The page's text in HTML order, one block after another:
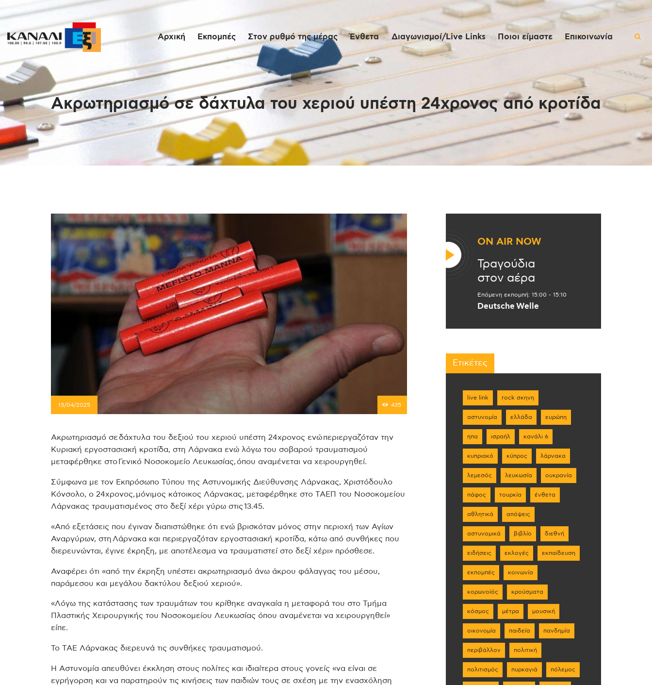
Αρχική Εκπομπές Στον ρυθμό της μέρας Ένθετα Διαγωνισμοί/Live Links Ποιοι είμαστε Επικοινωνία
Ακρωτηριασμό σε δάχτυλα του χεριού υπέστη 24χρονος από κροτίδα
Αρχική
Εκπομπές
Στον ρυθμό της
μέρας
Ένθετα
Διαγωνισμοί/Live
13/04/2025 435
Ακρωτηριασμό σε δάχτυλα του δεξιού του χεριού υπέστη 24χρονος ενώ περιεργαζόταν την
Κυριακή εργοστασιακή κροτίδα, στη Λάρνακα ενώ λόγω του σοβαρού τραυματισμού
μεταφέρθηκε στο Γενικό Νοσοκομείο Λευκωσίας, όπου αναμένεται να χειρουργηθεί.
Σύμφωνα με τον Εκπρόσωπο Τύπου της Αστυνομικής Διεύθυνσης Λάρνακας, Χριστόδουλο
Κόνσολο, ο 24χρονος, μόνιμος κάτοικος Λάρνακας, μεταφέρθηκε στο ΤΑΕΠ του Νοσοκομείου
Λάρνακας τραυματισμένος στο δεξί χέρι γύρω στις 13.45.
«Από εξετάσεις που έγιναν διαπιστώθηκε ότι ενώ βρισκόταν μόνος στην περιοχή των Αγίων
Αναργύρων, στη Λάρνακα και περιεργαζόταν εργοστασιακή κροτίδα, κάτω από συνθήκες που
διερευνώνται, έγινε έκρηξη, με αποτέλεσμα να τραυματιστεί στο δεξί χέρι» πρόσθεσε.
Αναφέρει ότι «από την έκρηξη υπέστει ακρωτηριασμό άνω άκρου φάλαγγας του μέσου,
παράμεσου και μεγάλου δακτύλου δεξιού χεριού».
«Λόγω της κατάστασης των τραυμάτων του κρίθηκε αναγκαία η μεταφορά του στο Τμήμα
Πλαστικής Χειρουργικής του Νοσοκομείου Λευκωσίας όπου αναμένεται να χειρουργηθεί»
είπε.
Το ΤΑΕ Λάρνακας διερευνά τις συνθήκες τραυματισμού.
Η Αστυνομία απευθύνει έκκληση στους πολίτες και ιδιαίτερα στους γονείς «να είναι σε
εγρήγορση και να παρατηρούν τις κινήσεις των παιδιών τους σε σχέση με την ενασχόληση
ON AIR NOW
Τραγούδια
στον αέρα
Επόμενη εκπομπή: 15:00 - 15:10
Deutsche Welle
Ετικέτες
live link rock σκηνη
αστυνομία ελλάδα ευρώπη
ηπα ισραήλ κανάλι 6
κυπριακό κύπρος λάρνακα
λεμεσός λευκωσία ουκρανία
πάφος τουρκία ένθετα
αθλητικά απόψεις
αστυνομικά βιβλίο διεθνή
ειδήσεις εκλογές εκπαίδευση
εκπομπές κοινωνία
κορωνοϊός κρούσματα
κόσμος μέτρα μουσική
οικονομία παιδεία πανδημία
περιβάλλον πολιτική
πολιτισμός πυρκαγιά πόλεμος